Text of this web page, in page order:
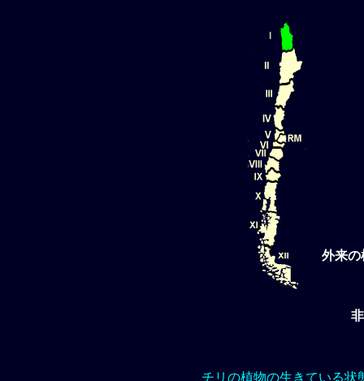
外来
チリの植物の生きている状